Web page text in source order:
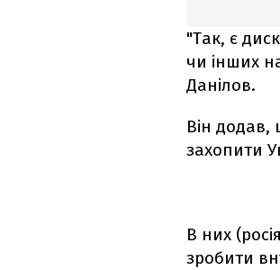
"Так, є
чи інших
Данілов.
Він додав,
захопити
В них
зробити